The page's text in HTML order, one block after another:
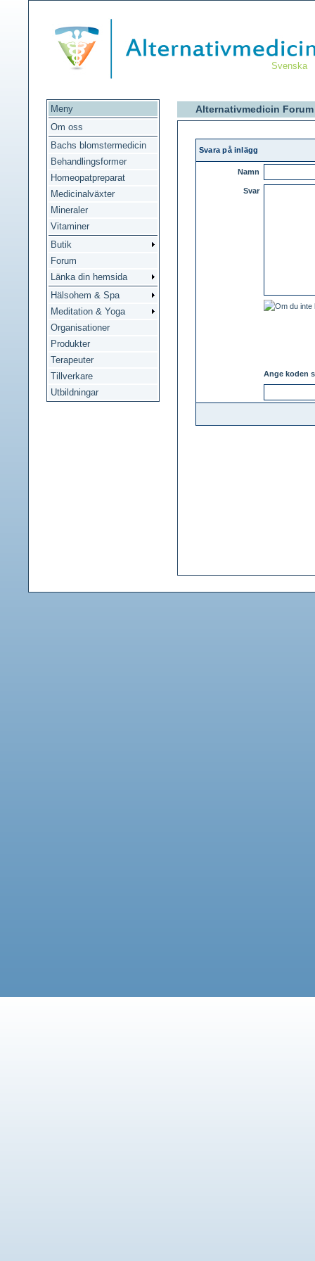
Svenska
Meny
Om oss
Bachs blomstermedicin
Behandlingsformer
Homeopatpreparat
Medicinalväxter
Mineraler
Vitaminer
Butik
Forum
Länka din hemsida
Hälsohem & Spa
Meditation & Yoga
Organisationer
Produkter
Terapeuter
Tillverkare
Utbildningar
Alternativmedicin Forum
Svara på inlägg
Namn
Svar
Ange koden